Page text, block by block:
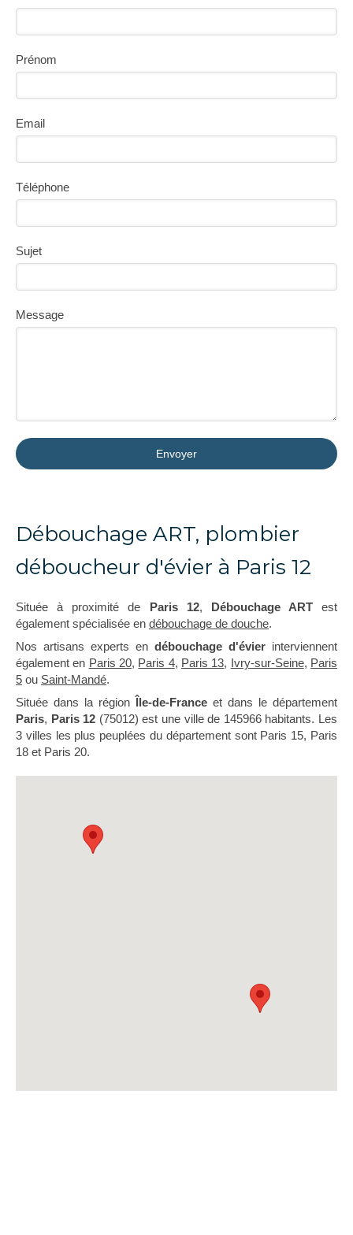
Prénom
Email
Téléphone
Sujet
Message
Envoyer
Débouchage ART, plombier
déboucheur d'évier à Paris 12
Située à proximité de Paris 12, Débouchage ARTest
également spécialisée en débouchage de douche.
Nos artisans experts en débouchage d'évier interviennent
également en Paris 20, Paris 4, Paris 13, Ivry-sur-Seine, Paris
5 ou Saint-Mandé.
Située dans la région Île-de-France et dans le département
Paris, Paris 12 (75012) est une ville de 145966 habitants. Les
3 villes les plus peuplées du département sont Paris 15, Paris
18 et Paris 20.